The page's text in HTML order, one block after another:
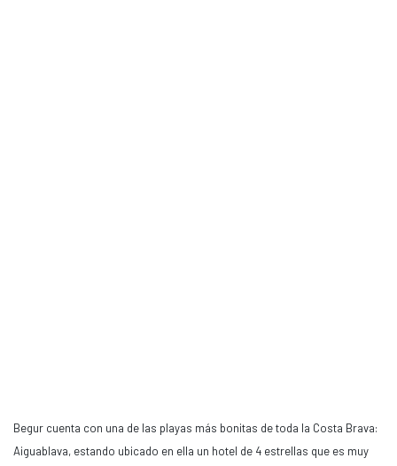
Begur cuenta con una de las playas más bonitas de toda la Costa Brava:
Aiguablava, estando ubicado en ella un hotel de 4 estrellas que es muy